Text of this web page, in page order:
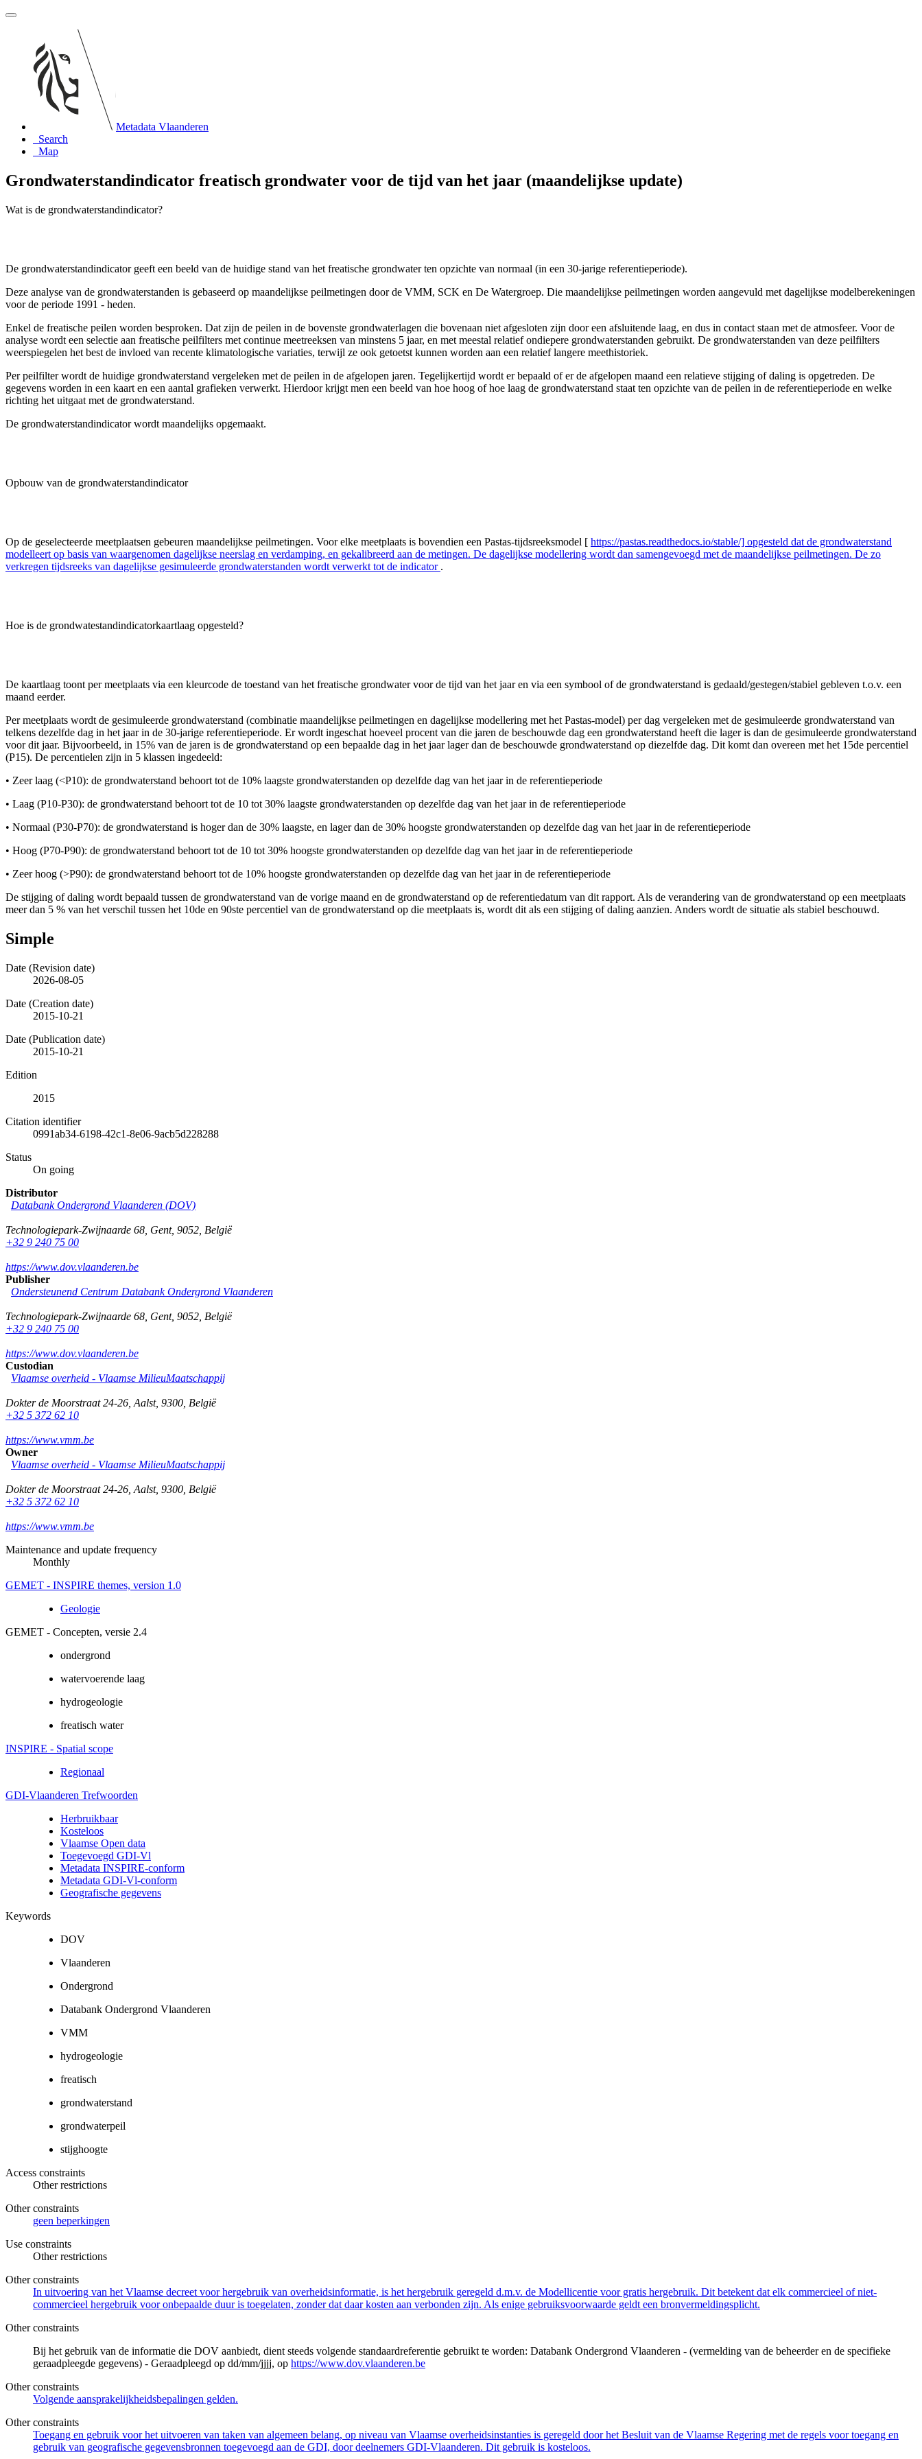
Metadata Vlaanderen
Search
Map
Grondwaterstandindicator freatisch grondwater voor de tijd van het jaar (maandelijkse update)
Wat is de grondwaterstandindicator?
De grondwaterstandindicator geeft een beeld van de huidige stand van het freatische grondwater ten opzichte van normaal (in een 30-jarige referentieperiode).
Deze analyse van de grondwaterstanden is gebaseerd op maandelijkse peilmetingen door de VMM, SCK en De Watergroep. Die maandelijkse peilmetingen worden aangevuld met dagelijkse modelberekeningen
voor de periode 1991 - heden.
Enkel de freatische peilen worden besproken. Dat zijn de peilen in de bovenste grondwaterlagen die bovenaan niet afgesloten zijn door een afsluitende laag, en dus in contact staan met de atmosfeer. Voor de
analyse wordt een selectie aan freatische peilfilters met continue meetreeksen van minstens 5 jaar, en met meestal relatief ondiepere grondwaterstanden gebruikt. De grondwaterstanden van deze peilfilters
weerspiegelen het best de invloed van recente klimatologische variaties, terwijl ze ook getoetst kunnen worden aan een relatief langere meethistoriek.
Per peilfilter wordt de huidige grondwaterstand vergeleken met de peilen in de afgelopen jaren. Tegelijkertijd wordt er bepaald of er de afgelopen maand een relatieve stijging of daling is opgetreden. De
gegevens worden in een kaart en een aantal grafieken verwerkt. Hierdoor krijgt men een beeld van hoe hoog of hoe laag de grondwaterstand staat ten opzichte van de peilen in de referentieperiode en welke
richting het uitgaat met de grondwaterstand.
De grondwaterstandindicator wordt maandelijks opgemaakt.
Opbouw van de grondwaterstandindicator
Op de geselecteerde meetplaatsen gebeuren maandelijkse peilmetingen. Voor elke meetplaats is bovendien een Pastas-tijdsreeksmodel [ https://pastas.readthedocs.io/stable/] opgesteld dat de grondwaterstand
modelleert op basis van waargenomen dagelijkse neerslag en verdamping, en gekalibreerd aan de metingen. De dagelijkse modellering wordt dan samengevoegd met de maandelijkse peilmetingen. De zo
verkregen tijdsreeks van dagelijkse gesimuleerde grondwaterstanden wordt verwerkt tot de indicator .
Hoe is de grondwatestandindicatorkaartlaag opgesteld?
De kaartlaag toont per meetplaats via een kleurcode de toestand van het freatische grondwater voor de tijd van het jaar en via een symbool of de grondwaterstand is gedaald/gestegen/stabiel gebleven t.o.v. een
maand eerder.
Per meetplaats wordt de gesimuleerde grondwaterstand (combinatie maandelijkse peilmetingen en dagelijkse modellering met het Pastas-model) per dag vergeleken met de gesimuleerde grondwaterstand van
telkens dezelfde dag in het jaar in de 30-jarige referentieperiode. Er wordt ingeschat hoeveel procent van die jaren de beschouwde dag een grondwaterstand heeft die lager is dan de gesimuleerde grondwaterstand
voor dit jaar. Bijvoorbeeld, in 15% van de jaren is de grondwaterstand op een bepaalde dag in het jaar lager dan de beschouwde grondwaterstand op diezelfde dag. Dit komt dan overeen met het 15de percentiel
(P15). De percentielen zijn in 5 klassen ingedeeld:
• Zeer laag (<P10): de grondwaterstand behoort tot de 10% laagste grondwaterstanden op dezelfde dag van het jaar in de referentieperiode
• Laag (P10-P30): de grondwaterstand behoort tot de 10 tot 30% laagste grondwaterstanden op dezelfde dag van het jaar in de referentieperiode
• Normaal (P30-P70): de grondwaterstand is hoger dan de 30% laagste, en lager dan de 30% hoogste grondwaterstanden op dezelfde dag van het jaar in de referentieperiode
• Hoog (P70-P90): de grondwaterstand behoort tot de 10 tot 30% hoogste grondwaterstanden op dezelfde dag van het jaar in de referentieperiode
• Zeer hoog (>P90): de grondwaterstand behoort tot de 10% hoogste grondwaterstanden op dezelfde dag van het jaar in de referentieperiode
De stijging of daling wordt bepaald tussen de grondwaterstand van de vorige maand en de grondwaterstand op de referentiedatum van dit rapport. Als de verandering van de grondwaterstand op een meetplaats
meer dan 5 % van het verschil tussen het 10de en 90ste percentiel van de grondwaterstand op die meetplaats is, wordt dit als een stijging of daling aanzien. Anders wordt de situatie als stabiel beschouwd.
Simple
Date (Revision date)
2026-08-05
Date (Creation date)
2015-10-21
Date (Publication date)
2015-10-21
Edition
2015
Citation identifier
0991ab34-6198-42c1-8e06-9acb5d228288
Status
On going
Distributor
Databank Ondergrond Vlaanderen (DOV)
Technologiepark-Zwijnaarde 68 Gent, 9052 België
+32 9 240 75 00
https://www.dov.vlaanderen.be
Publisher
Ondersteunend Centrum Databank Ondergrond Vlaanderen
Technologiepark-Zwijnaarde 68 Gent, 9052 België
+32 9 240 75 00
https://www.dov.vlaanderen.be
Custodian
Vlaamse overheid - Vlaamse MilieuMaatschappij
Dokter de Moorstraat 24-26 Aalst, 9300 België
+32 5 372 62 10
https://www.vmm.be
Owner
Vlaamse overheid - Vlaamse MilieuMaatschappij
Dokter de Moorstraat 24-26 Aalst, 9300 België
+32 5 372 62 10
https://www.vmm.be
Maintenance and update frequency
Monthly
GEMET - INSPIRE themes, version 1.0
Geologie
GEMET - Concepten, versie 2.4
ondergrond
watervoerende laag
hydrogeologie
freatisch water
INSPIRE - Spatial scope
Regionaal
GDI-Vlaanderen Trefwoorden
Herbruikbaar
Kosteloos
Vlaamse Open data
Toegevoegd GDI-Vl
Metadata INSPIRE-conform
Metadata GDI-Vl-conform
Geografische gegevens
Keywords
DOV
Vlaanderen
Ondergrond
Databank Ondergrond Vlaanderen
VMM
hydrogeologie
freatisch
grondwaterstand
grondwaterpeil
stijghoogte
Access constraints
Other restrictions
Other constraints
geen beperkingen
Use constraints
Other restrictions
Other constraints
In uitvoering van het Vlaamse decreet voor hergebruik van overheidsinformatie, is het hergebruik geregeld d.m.v. de Modellicentie voor gratis hergebruik. Dit betekent dat elk commercieel of niet-
commercieel hergebruik voor onbepaalde duur is toegelaten, zonder dat daar kosten aan verbonden zijn. Als enige gebruiksvoorwaarde geldt een bronvermeldingsplicht.
Other constraints
Bij het gebruik van de informatie die DOV aanbiedt, dient steeds volgende standaardreferentie gebruikt te worden: Databank Ondergrond Vlaanderen - (vermelding van de beheerder en de specifieke
geraadpleegde gegevens) - Geraadpleegd op dd/mm/jjjj, op https://www.dov.vlaanderen.be
Other constraints
Volgende aansprakelijkheidsbepalingen gelden.
Other constraints
Toegang en gebruik voor het uitvoeren van taken van algemeen belang, op niveau van Vlaamse overheidsinstanties is geregeld door het Besluit van de Vlaamse Regering met de regels voor toegang en
gebruik van geografische gegevensbronnen toegevoegd aan de GDI, door deelnemers GDI-Vlaanderen. Dit gebruik is kosteloos.